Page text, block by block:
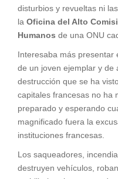
disturbios y revueltas ni
la Oficina del Alto
Humanos de una ONU
Interesaba más presentar
de un joven ejemplar y de
destrucción que se ha
capitales francesas no ha
preparado y esperando
magnificado fuera la
instituciones francesas.
Los saqueadores,
destruyen vehículos,